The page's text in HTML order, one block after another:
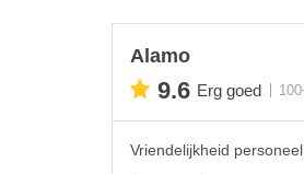
Alamo
9.6 Erg goed
Vriendelijkheid personeel